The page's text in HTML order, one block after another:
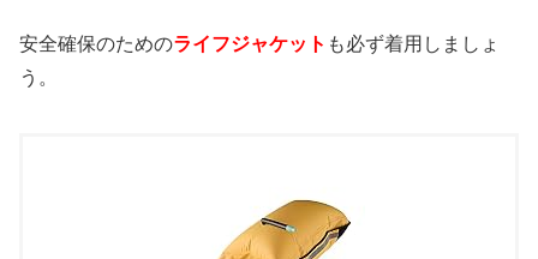
安全確保のためのライフジャケット も必ず着用しましょ
う。